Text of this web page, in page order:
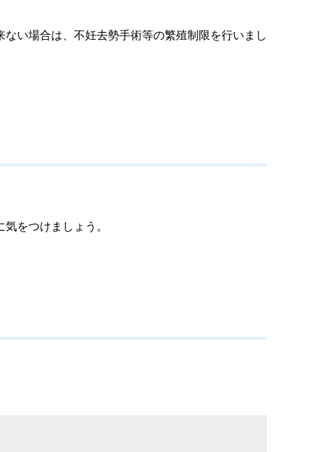
い場合は、不妊去勢手術等の繁殖制限を行いまし
をつけましょう。